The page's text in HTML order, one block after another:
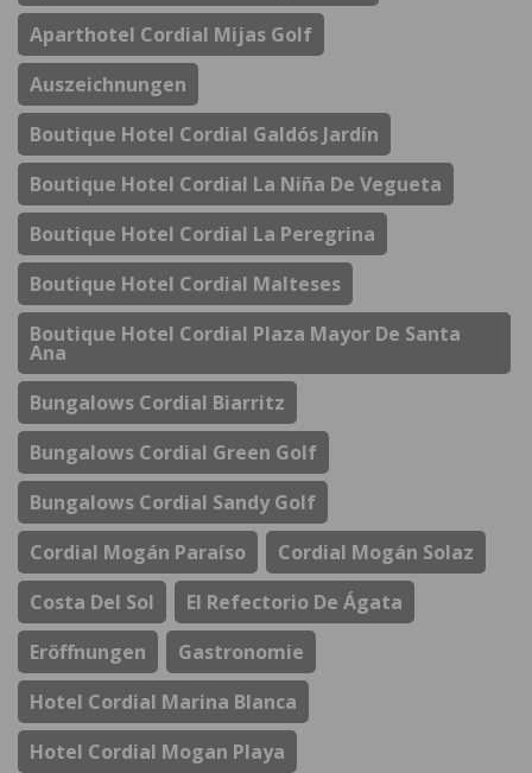
Aparthotel Cordial Mijas Golf
Auszeichnungen
Boutique Hotel Cordial Galdós Jardín
Boutique Hotel Cordial La Niña De Vegueta
Boutique Hotel Cordial La Peregrina
Boutique Hotel Cordial Malteses
Boutique Hotel Cordial Plaza Mayor De Santa
Ana
Bungalows Cordial Biarritz
Bungalows Cordial Green Golf
Bungalows Cordial Sandy Golf
Cordial Mogán Paraíso
Cordial Mogán Solaz
Costa Del Sol
El Refectorio De Ágata
Eröffnungen
Gastronomie
Hotel Cordial Marina Blanca
Hotel Cordial Mogan Playa